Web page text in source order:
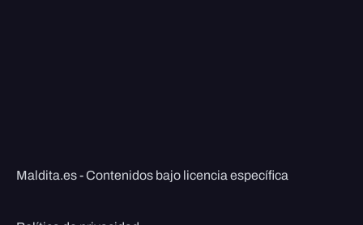
Maldita.es - Contenidos bajo licencia específica